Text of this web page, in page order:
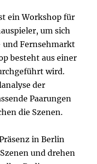
ein Workshop für
um sich
Fernsehmarkt
besteht aus einer
wird.
der
Paarungen
die Szenen.
in Berlin
und drehen